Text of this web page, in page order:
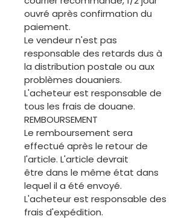
ouvré après confirmation du
paiement.
Le vendeur n'est pas
responsable des retards dus à
la distribution postale ou aux
problèmes douaniers.
L'acheteur est responsable de
tous les frais de douane.
REMBOURSEMENT
Le remboursement sera
effectué après le retour de
l'article. L'article devrait
être dans le même état dans
lequel il a été envoyé.
L'acheteur est responsable des
frais d'expédition.